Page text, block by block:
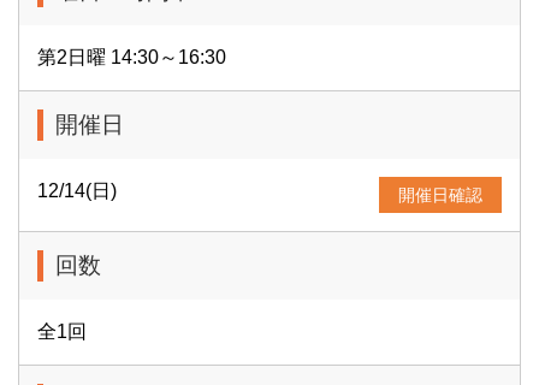
第2日曜 14:30～16:30
開催日
12/14(日) 開催日確認
回数
全1回